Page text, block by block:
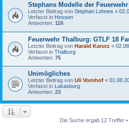
Stephans Modelle der
Letzter Beitrag von Stephan Lohnes «
Verfasst in Hessen
Antworten: 116
Feuerwehr Thalburg: GTLF 18
Letzter Beitrag von Harald Karutz «
Verfasst in Thalburg
Antworten: 75
Unimögliches
Letzter Beitrag von Uli Vornhof «
Verfasst in
Lukasburg
Antworten: 23
Die Suche ergab 12 Treffer •